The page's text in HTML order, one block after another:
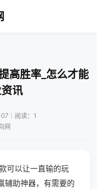
高胜率_怎么才能
讯
｜阅读：1
网
可以让一直输的玩
辅助神器，有需要的